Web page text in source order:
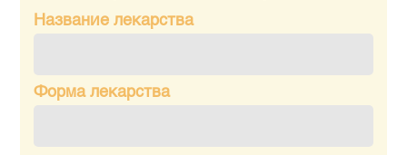
Название лекарства
Форма лекарства